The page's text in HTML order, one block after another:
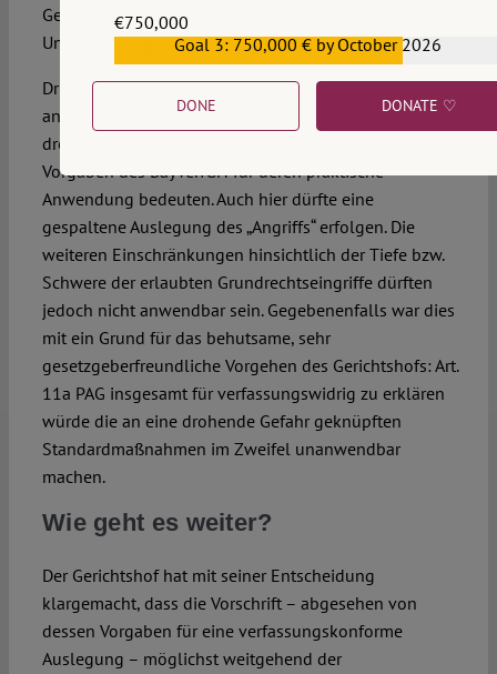
Gefahrkategorien geschaffen und der Normgeber diese
Unterschiedlichkeit scheinbar verkannt hat.
Drittens: Bis zur Entscheidung über die ebenfalls
angegriffenen Standardmaßnahmen, die sich auf eine
drohende Gefahr beziehen, bleibt unsicher, was die
Vorgaben des BayVerfGH für deren praktische
Anwendung bedeuten. Auch hier dürfte eine
gespaltene Auslegung des „Angriffs“ erfolgen. Die
weiteren Einschränkungen hinsichtlich der Tiefe bzw.
Schwere der erlaubten Grundrechtseingriffe dürften
jedoch nicht anwendbar sein. Gegebenenfalls war dies
mit ein Grund für das behutsame, sehr
gesetzgeberfreundliche Vorgehen des Gerichtshofs: Art.
11a PAG insgesamt für verfassungswidrig zu erklären
würde die an eine drohende Gefahr geknüpften
Standardmaßnahmen im Zweifel unanwendbar
machen.
Wie geht es weiter?
Der Gerichtshof hat mit seiner Entscheidung
klargemacht, dass die Vorschrift – abgesehen von
dessen Vorgaben für eine verfassungskonforme
Auslegung – möglichst weitgehend der
€750,000
€559,159Goal 3: 750,000 € by October 2026
DONE DONATE ♡